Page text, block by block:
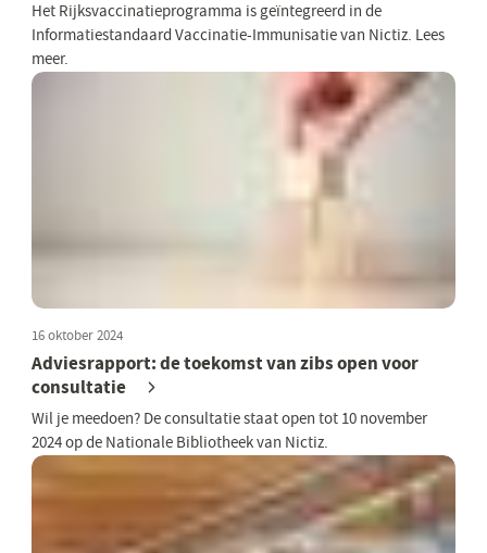
Het Rijksvaccinatieprogramma is geïntegreerd in de
Informatiestandaard Vaccinatie-Immunisatie van Nictiz. Lees
meer.
16 oktober 2024
Adviesrapport: de toekomst van zibs open voor
consultatie
Wil je meedoen? De consultatie staat open tot 10 november
2024 op de Nationale Bibliotheek van Nictiz.